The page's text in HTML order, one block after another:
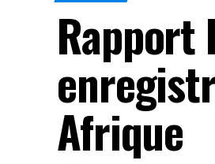
Rapport
Afrique